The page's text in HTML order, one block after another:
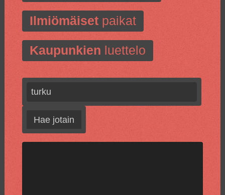
Ilmiömäisetpaikat
Kaupunkien luettelo
Hae jotain